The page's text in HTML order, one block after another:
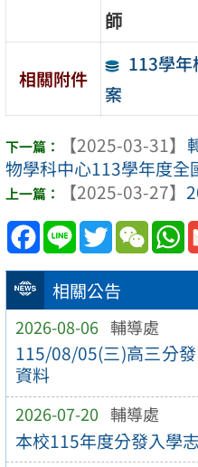
相關公告
2026-08-06 輔導處
115/08/05(三)高三分
資料
2026-07-20 輔導處
本校115年度分發入學
師
相關附件
113學年
案
【2025-03-31】
物學科中心113學年度全
【2025-03-27】
Facebook
Line Twitter